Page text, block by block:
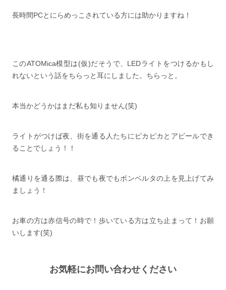
長時間PCとにらめっこされている方には助かりますね！
このATOMica模型は(仮)だそうで、LEDライトをつけるかもし
れないという話をちらっと耳にしました。ちらっと。
本当かどうかはまだ私も知りません(笑)
ライトがつけば夜、街を通る人たちにピカピカとアピールでき
ることでしょう！！
橘通りを通る際は、昼でも夜でもボンベルタの上を見上げてみ
ましょう！
お車の方は赤信号の時で！歩いている方は立ち止まって！お願
いします(笑)
お気軽にお問い合わせください